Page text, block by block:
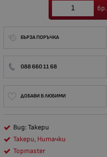
бр.
БЪРЗА ПОРЪЧКА
088 660 11 68
ДОБАВИ В ЛЮБИМИ
Вид: Такери
Такери, Нитачки
Topmaster